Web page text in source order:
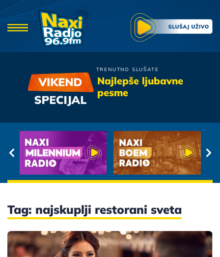
TRENUTNO SLUŠATE
Najlepše ljubavne
pesme
Ana Stanic
Tag: najskuplji restorani sveta